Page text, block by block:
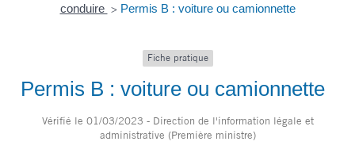
conduire > Permis B : voiture ou camionnette
Fiche pratique
Permis B : voiture ou camionnette
Vérifié le 01/03/2023 - Direction de l'information légale et
administrative (Première ministre)